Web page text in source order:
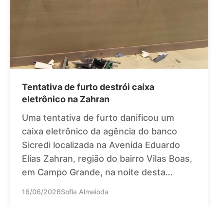
Tentativa de furto destrói caixa
eletrônico na Zahran
Uma tentativa de furto danificou um
caixa eletrônico da agência do banco
Sicredi localizada na Avenida Eduardo
Elias Zahran, região do bairro Vilas Boas,
em Campo Grande, na noite desta…
16/06/2026Sofia Almeioda